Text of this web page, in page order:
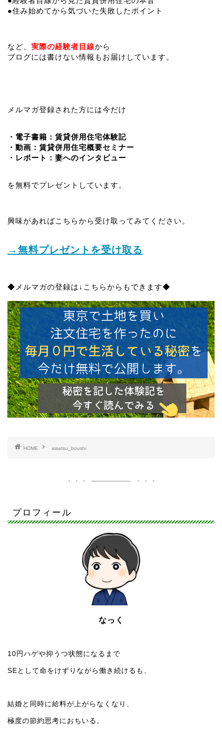
●住み始めてから気づいた失敗したポイント
など、 実際の経験者目線から
ブログには書けない情報もお届けしています。
メルマガ登録された方には今だけ
・電子書籍：賃貸併用住宅体験記
・動画：賃貸併用住宅概要セミナー
・レポート：妻へのインタビュー
を無料でプレゼントしています。
興味があればこちらから受け取ってみてください。
→無料プレゼントを受け取る
◆メルマガの登録は↓こちらからもできます◆
HOME aisatsu_boushi
プロフィール
なっく
10円ハゲや抑うつ状態になるまで
SEとして命をけずりながら働き続けるも、
結婚と同時に給料が上がらなくなり、
極度の節約思考におちいる。